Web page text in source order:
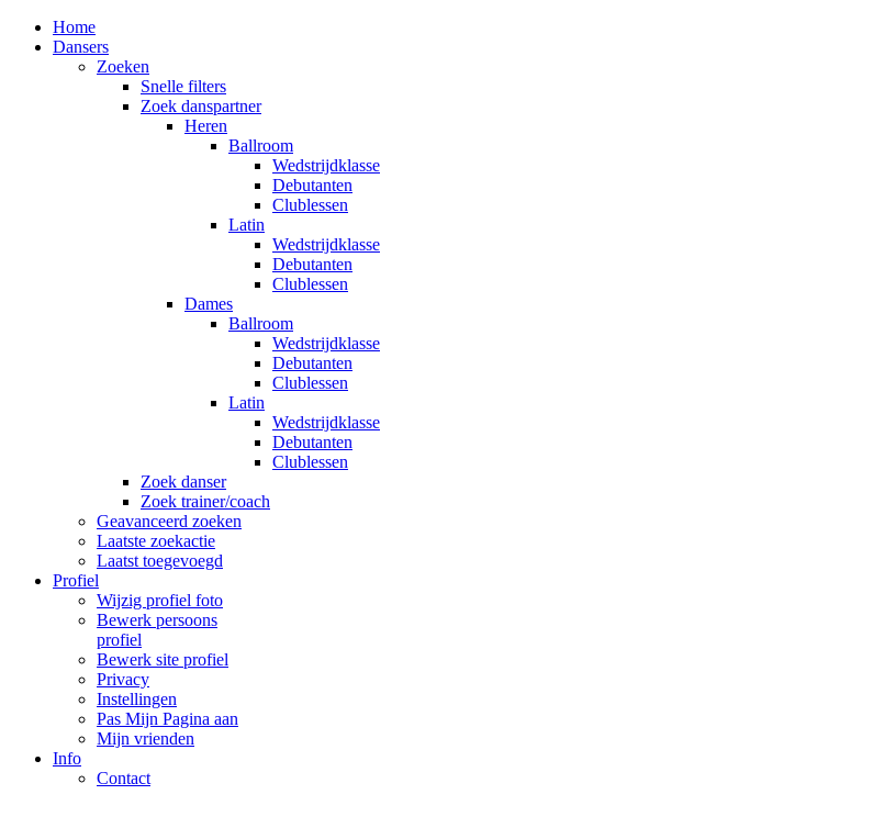
Home
Dansers
Zoeken
Snelle filters
Zoek danspartner
Heren
Ballroom
Wedstrijdklasse
Debutanten
Clublessen
Latin
Wedstrijdklasse
Debutanten
Clublessen
Dames
Ballroom
Wedstrijdklasse
Debutanten
Clublessen
Latin
Wedstrijdklasse
Debutanten
Clublessen
Zoek danser
Zoek trainer/coach
Geavanceerd zoeken
Laatste zoekactie
Laatst toegevoegd
Profiel
Wijzig profiel foto
Bewerk persoons
profiel
Bewerk site profiel
Privacy
Instellingen
Pas Mijn Pagina aan
Mijn vrienden
Info
Contact